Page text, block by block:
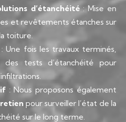
d’étanchéité : Mise en
et revêtements étanches sur
toiture.
: Une fois les travaux terminés,
des tests d’étanchéité pour
: Nous proposons également
pour surveiller l’état de la
sur le long terme.